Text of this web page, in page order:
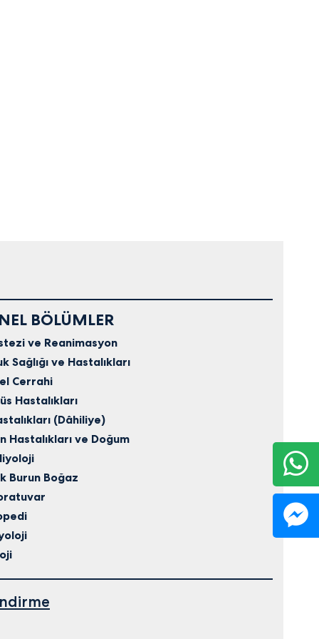
BÖLÜMLER
ve Reanimasyon
Sağlığı ve Hastalıkları
Cerrahi
Hastalıkları
(Dâhiliye)
Hastalıkları ve Doğum
Burun Boğaz